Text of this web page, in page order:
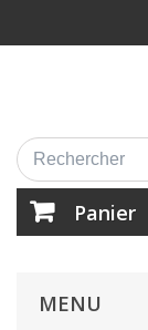
Panier
MENU